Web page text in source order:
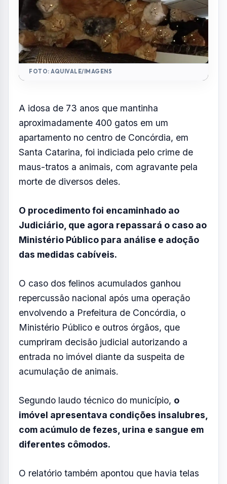
Portal AquiVale
Publicado em 18 de junho de 2026
COMPARTILHAR:
FOTO: AQUIVALE/IMAGENS
aproximadamente 400 gatos em um
apartamento no centro de Concórdia, em
Santa Catarina, foi indiciada pelo crime de
maus-tratos a animais, com agravante pela
morte de diversos deles.
O procedimento foi encaminhado ao
Ministério Público para análise e adoção
das medidas cabíveis.
O caso dos felinos acumulados ganhou
envolvendo a Prefeitura de Concórdia, o